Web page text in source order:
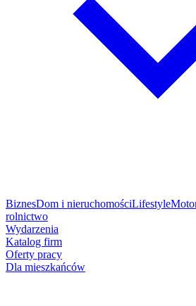
BiznesDom i nieruchomościLifestyle
rolnictwo
Wydarzenia
Katalog firm
Oferty pracy
Dla mieszkańców